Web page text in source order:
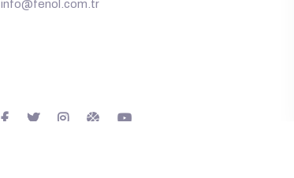
info@fenol.com.tr